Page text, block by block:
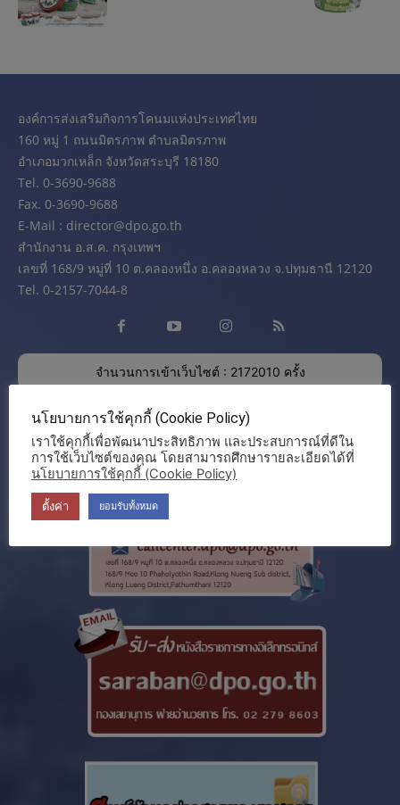
องค์การส่งเสริมกิจการโคนมแห่งประเทศไทย
160 หมู่ 1 ถนนมิตรภาพ ตำบลมิตรภาพ
อำเภอมวกเหล็ก จังหวัดสระบุรี 18180
Tel. 0-3690-9688
Fax. 0-3690-9688
E-Mail : director@dpo.go.th
สํานักงาน อ.ส.ค. กรุงเทพฯ
เลขที่ 168/9 หมู่ที่ 10 ต.คลองหนึ่ง อ.คลองหลวง จ.ปทุมธานี 12120
Tel. 0-2157-7044-8
จำนวนการเข้าเว็บไซต์ : 2172010 ครั้ง
นโยบายการใช้คุกกี้ (Cookie Policy)
เราใช้คุกกี้เพื่อพัฒนาประสิทธิภาพ และประสบการณ์ที่ดีใน
การใช้เว็บไซต์ของคุณ โดยสามารถศึกษารายละเอียดได้ที่
นโยบายการใช้คุกกี้ (Cookie Policy)
ตั้งค่า ยอมรับทั้งหมด